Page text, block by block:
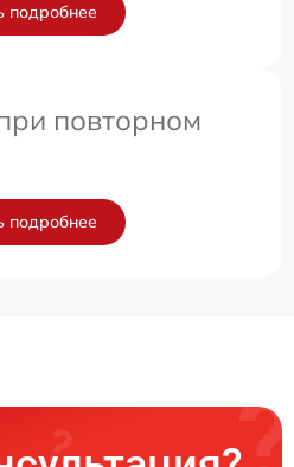
подробнее
повторном
подробнее